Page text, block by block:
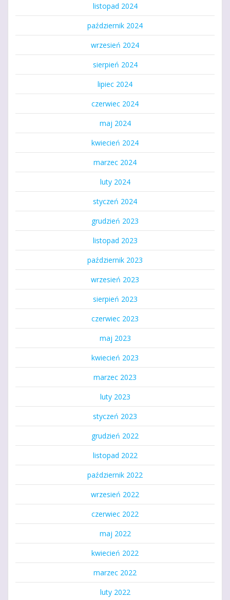
listopad 2024
październik 2024
wrzesień 2024
sierpień 2024
lipiec 2024
czerwiec 2024
maj 2024
kwiecień 2024
marzec 2024
luty 2024
styczeń 2024
grudzień 2023
listopad 2023
październik 2023
wrzesień 2023
sierpień 2023
czerwiec 2023
maj 2023
kwiecień 2023
marzec 2023
luty 2023
styczeń 2023
grudzień 2022
listopad 2022
październik 2022
wrzesień 2022
czerwiec 2022
maj 2022
kwiecień 2022
marzec 2022
luty 2022